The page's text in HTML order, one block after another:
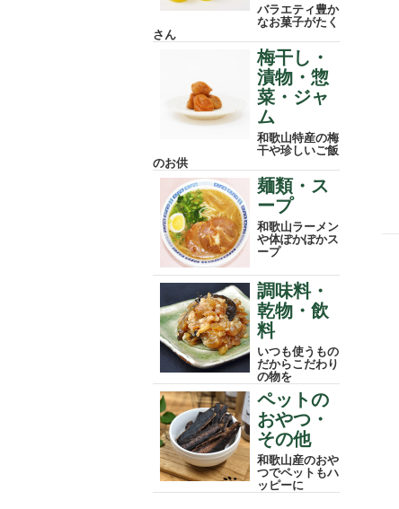
バラエティ豊か
なお菓子がたく
さん
梅干し・
漬物・惣
菜・ジャ
ム
和歌山特産の梅
干や珍しいご飯
のお供
麺類・ス
ープ
和歌山ラーメン
や体ぽかぽかス
ープ
調味料・
乾物・飲
料
いつも使うもの
だからこだわり
の物を
ペットの
おやつ・
その他
和歌山産のおや
つでペットもハ
ッピーに